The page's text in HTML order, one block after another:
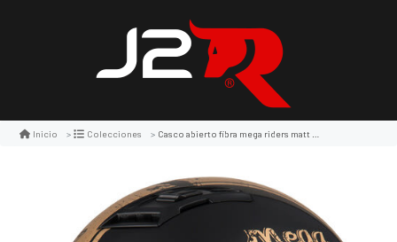
Inicio Colecciones Casco abierto fibra mega riders matt black gold